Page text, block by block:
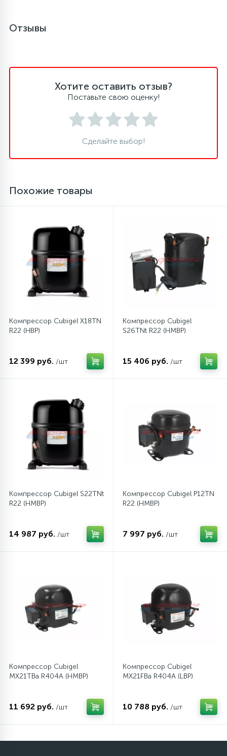
Сливные фильтры
Стекла люка
Суппорты (ступицы)
Таходатчики
ТЭНы (нагревательные элементы)
Улитки помп
Шкивы барабана
Шланги залива
Шланги слива
Щетки двигателя
20
Отзывы
Хотите оставить отзыв?
Поставьте свою оценку!
Сделайте выбор!
Похожие товары
Компрессор Cubigel X18TN
R22 (HBP)
12 399 руб. /шт
Компрессор Cubigel
S26TNt R22 (HMBP)
15 406 руб. /шт
Компрессор Cubigel S22TNt
R22 (HMBP)
14 987 руб. /шт
Компрессор Cubigel P12TN
R22 (HMBP)
7 997 руб. /шт
Компрессор Cubigel
MX21TBa R404A (HMBP)
11 692 руб. /шт
Компрессор Cubigel
MX21FBa R404A (LBP)
10 788 руб. /шт